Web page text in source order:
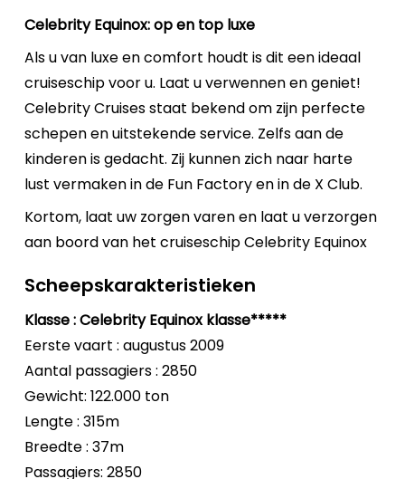
Celebrity Equinox: op en top luxe
Als u van luxe en comfort houdt is dit een ideaal
cruiseschip voor u. Laat u verwennen en geniet!
Celebrity Cruises staat bekend om zijn perfecte
schepen en uitstekende service. Zelfs aan de
kinderen is gedacht. Zij kunnen zich naar harte
lust vermaken in de Fun Factory en in de X Club.
Kortom, laat uw zorgen varen en laat u verzorgen
aan boord van het cruiseschip Celebrity Equinox
Scheepskarakteristieken
Klasse : Celebrity Equinox klasse*****
Eerste vaart : augustus 2009
Aantal passagiers : 2850
Gewicht: 122.000 ton
Lengte : 315m
Breedte : 37m
Passagiers: 2850